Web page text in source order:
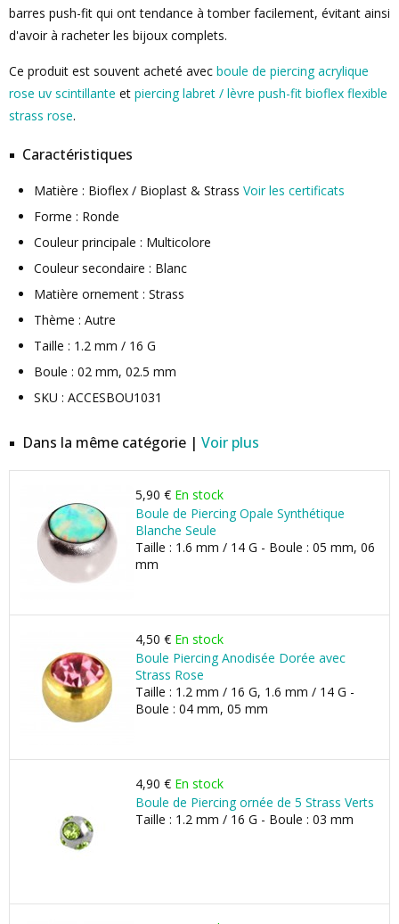
barres push-fit qui ont tendance à tomber facilement, évitant ainsi
d'avoir à racheter les bijoux complets.
Ce produit est souvent acheté avec boule de piercing acrylique
rose uv scintillante et piercing labret / lèvre push-fit bioflex flexible
strass rose.
Caractéristiques
Matière : Bioflex / Bioplast & Strass Voir les certificats
Forme : Ronde
Couleur principale : Multicolore
Couleur secondaire : Blanc
Matière ornement : Strass
Thème : Autre
Taille : 1.2 mm / 16 G
Boule : 02 mm, 02.5 mm
SKU : ACCESBOU1031
Dans la même catégorie | Voir plus
5,90 € En stock
Boule de Piercing Opale Synthétique
Blanche Seule
Taille : 1.6 mm / 14 G - Boule : 05 mm, 06
mm
4,50 € En stock
Boule Piercing Anodisée Dorée avec
Strass Rose
Taille : 1.2 mm / 16 G, 1.6 mm / 14 G -
Boule : 04 mm, 05 mm
4,90 € En stock
Boule de Piercing ornée de 5 Strass Verts
Taille : 1.2 mm / 16 G - Boule : 03 mm